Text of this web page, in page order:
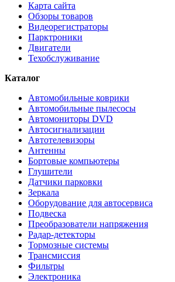
Карта сайта
Обзоры товаров
Видеорегистраторы
Парктроники
Двигатели
Техобслуживание
Каталог
Автомобильные коврики
Автомобильные пылесосы
Автомониторы DVD
Автосигнализации
Автотелевизоры
Антенны
Бортовые компьютеры
Глушители
Датчики парковки
Зеркала
Оборудование для автосервиса
Подвеска
Преобразователи напряжения
Радар-детекторы
Тормозные системы
Трансмиссия
Фильтры
Электроника